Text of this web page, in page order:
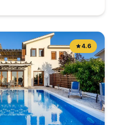
4.6